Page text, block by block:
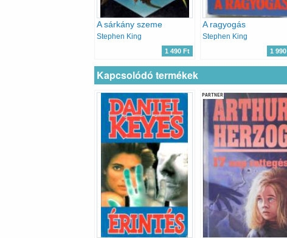
A sárkány szeme
Stephen King
1 490 Ft
A ragyogás
Stephen King
1
Kapcsolódó termékek
PARTNER